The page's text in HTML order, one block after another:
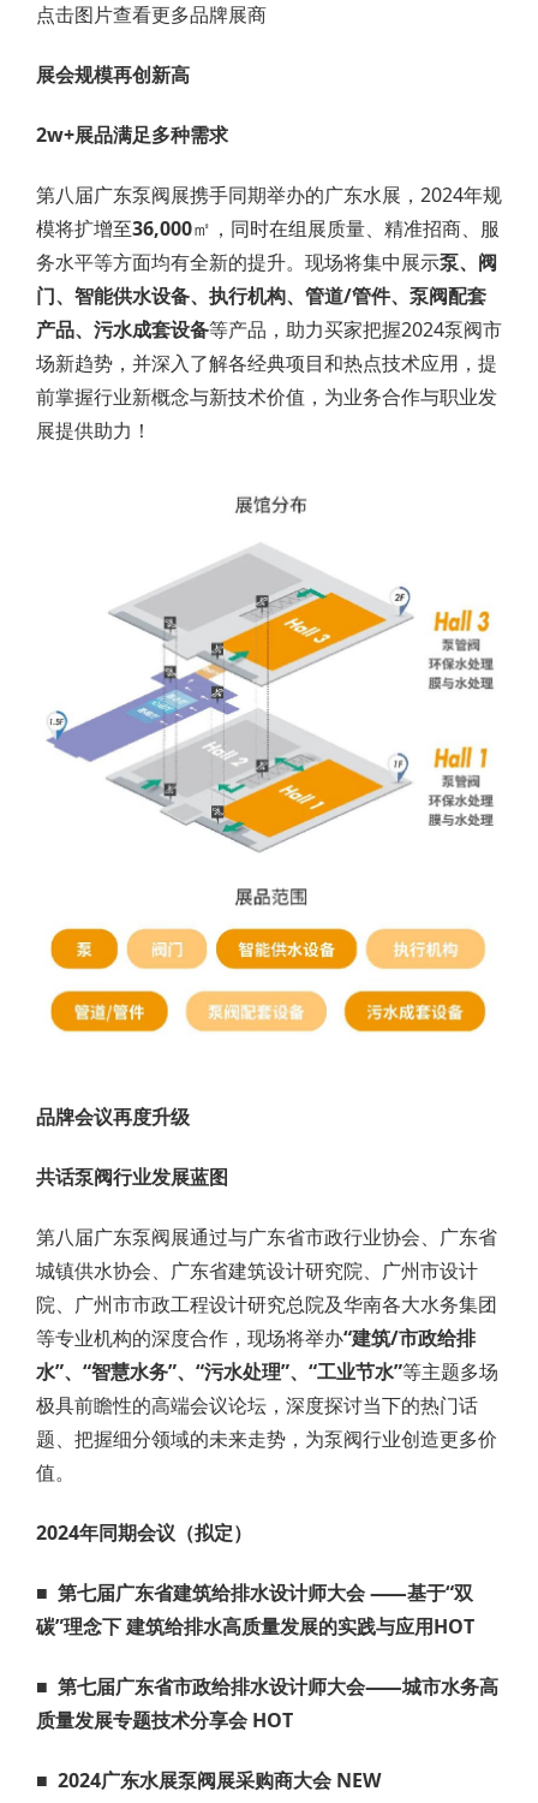
点击图片查看更多品牌展商
展会规模再创新高
2w+展品满足多种需求
第八届广东泵阀展携手同期举办的广东水展，2024年规
模将扩增至36,000㎡，同时在组展质量、精准招商、服
务水平等方面均有全新的提升。现场将集中展示泵、阀
门、智能供水设备、执行机构、管道/管件、泵阀配套
产品、污水成套设备等产品，助力买家把握2024泵阀市
场新趋势，并深入了解各经典项目和热点技术应用，提
前掌握行业新概念与新技术价值，为业务合作与职业发
展提供助力！
品牌会议再度升级
共话泵阀行业发展蓝图
第八届广东泵阀展通过与广东省市政行业协会、广东省
城镇供水协会、广东省建筑设计研究院、广州市设计
院、广州市市政工程设计研究总院及华南各大水务集团
等专业机构的深度合作，现场将举办“建筑/市政给排
水”、“智慧水务”、“污水处理”、“工业节水”等主题多场
极具前瞻性的高端会议论坛，深度探讨当下的热门话
题、把握细分领域的未来走势，为泵阀行业创造更多价
值。
2024年同期会议（拟定）
■ 第七届广东省建筑给排水设计师大会 ⸺基于“双
碳”理念下 建筑给排水高质量发展的实践与应用HOT
■ 第七届广东省市政给排水设计师大会⸺城市水务高
质量发展专题技术分享会 HOT
■ 2024广东水展泵阀展采购商大会 NEW